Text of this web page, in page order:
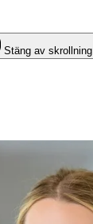
Stäng av skrollning